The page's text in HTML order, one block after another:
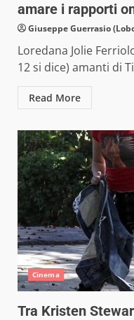
amare i rapporti
Giuseppe Guerrasio
Loredana Jolie
12 si dice) amanti di
Read More
Cinema
Tra Kristen